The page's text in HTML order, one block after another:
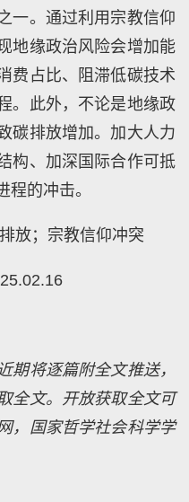
一。通过利用宗教信仰
地缘政治风险会增加能
费占比、阻滞低碳技术
。此外，不论是地缘政
碳排放增加。加大人力
构、加深国际合作可抵
的冲击。
放；宗教信仰冲突
期将逐篇附全文推送，
全文。开放获取全文可
，国家哲学社会科学学